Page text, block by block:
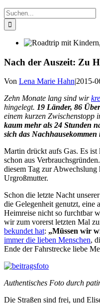
Suche
nach:
Nach der Auszeit: Zu
Von Lena Marie Hahn|2015-
Zehn Monate lang sind wir
hingelegt. 19 Länder, 86
einem kurzen Zwischenstopp
kaum mehr als 24 Stunden
sich das
Martin drückt aufs Gas. Es
schon aus
diesem Tag zur
Urgroßmutter.
Schon die letzte Nacht
die Gelegenheit genutzt, eine
Heimreise nicht so furchtbar
wir zum vorerst letzten Mal
bekundet hat: „Müssen wir
immer die lieben Menschen,
Ende der Fahrstrecke liebe
Authentisches Foto durch
Die Straßen sind frei, und